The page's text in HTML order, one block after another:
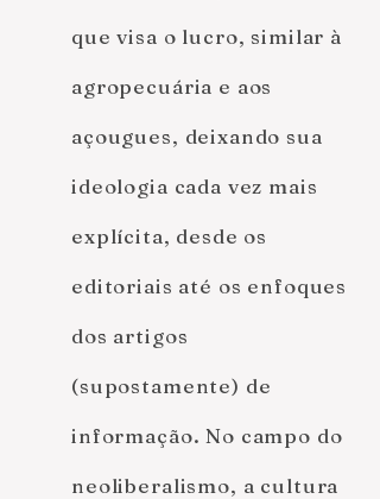
que visa o lucro, similar à
agropecuária e aos
açougues, deixando sua
ideologia cada vez mais
explícita, desde os
editoriais até os enfoques
dos artigos
(supostamente) de
informação. No campo do
neoliberalismo, a cultura